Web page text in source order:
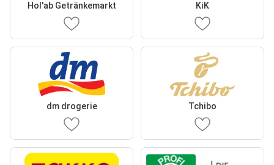
Hol'ab Getränkemarkt KiK
dm drogerie Tchibo